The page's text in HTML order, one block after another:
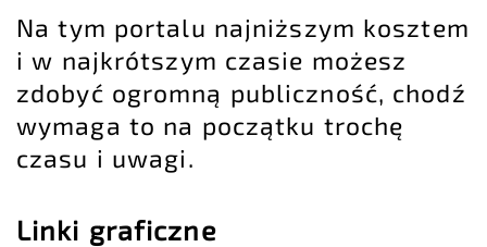
Na tym portalu najniższym kosztem
i w najkrótszym czasie możesz
zdobyć ogromną publiczność, chodź
wymaga to na początku trochę
czasu i uwagi.
Linki graficzne